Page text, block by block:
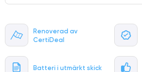
Renoverad av
CertiDeal
Batteri i utmärkt skick